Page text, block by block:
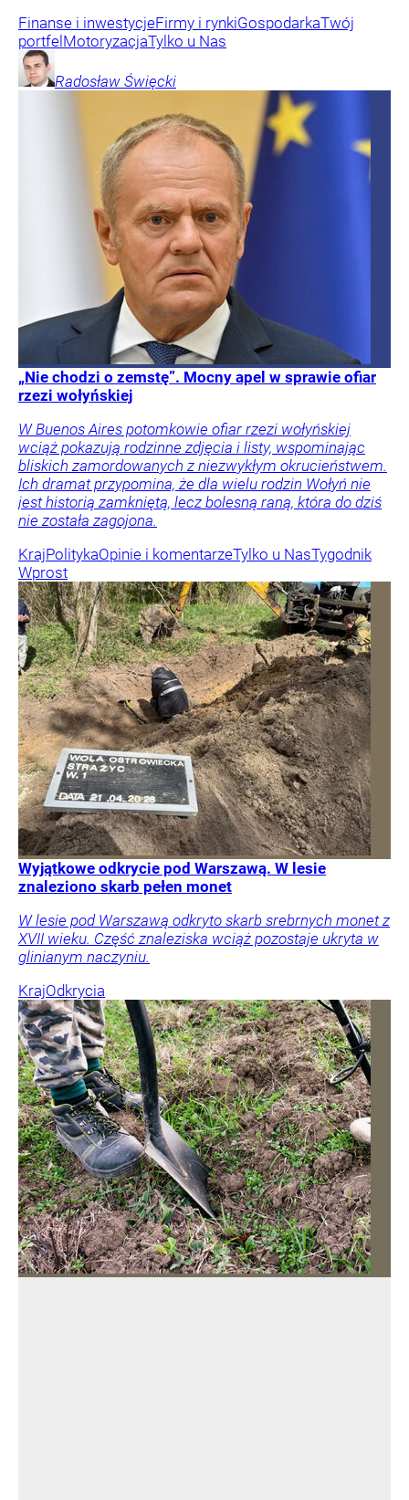
Finanse i inwestycjeFirmy i rynkiGospodarkaTwój
portfel MotoryzacjaTylko u Nas
Radosław Święcki
„Nie chodzi o zemstę”. Mocny apel w sprawie ofiar
rzezi wołyńskiej
W Buenos Aires potomkowie ofiar rzezi wołyńskiej
wciąż pokazują rodzinne zdjęcia i listy, wspominając
bliskich zamordowanych z niezwykłym okrucieństwem.
Ich dramat przypomina, że dla wielu rodzin Wołyń nie
jest historią zamkniętą, lecz bolesną raną, która do dziś
nie została zagojona.
KrajPolitykaOpinie i komentarzeTylko u NasTygodnik
Wprost
Wyjątkowe odkrycie pod Warszawą. W lesie
znaleziono skarb pełen monet
W lesie pod Warszawą odkryto skarb srebrnych monet z
XVII wieku. Część znaleziska wciąż pozostaje ukryta w
glinianym naczyniu.
KrajOdkrycia